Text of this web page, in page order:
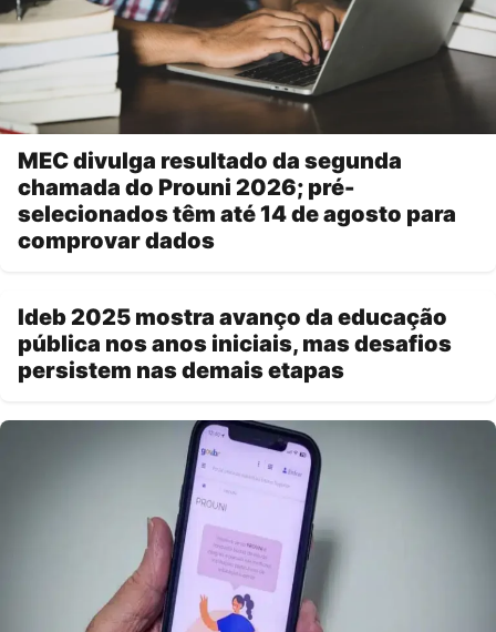
MEC divulga resultado da segunda
chamada do Prouni 2026; pré-
selecionados têm até 14 de agosto para
comprovar dados
Ideb 2025 mostra avanço da educação
pública nos anos iniciais, mas desafios
persistem nas demais etapas